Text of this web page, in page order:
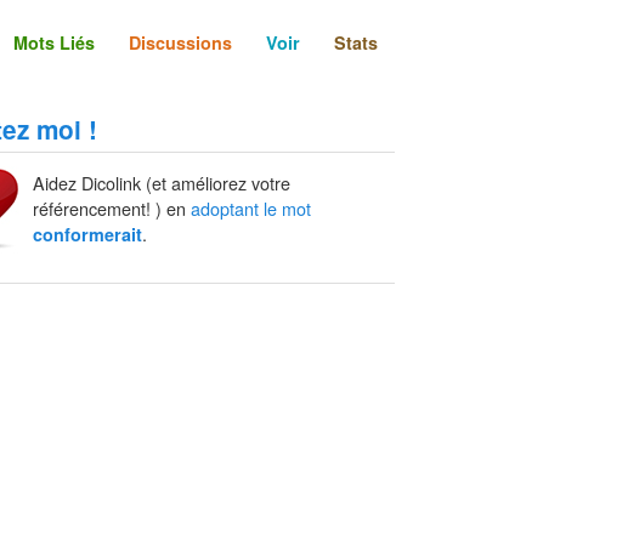
Mots Liés Discussions Voir Stats
moi !
Aidez Dicolink (et améliorez votre
référencement! ) en adoptant le mot
conformerait.